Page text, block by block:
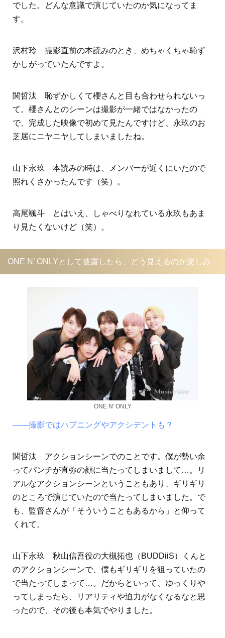
でした。どんな意識で演じていたのか気になってま
す。
沢村玲 撮影直前の本読みのとき、めちゃくちゃ恥ず
かしがっていたんですよ。
関哲汰 恥ずかしくて櫻さんと目も合わせられないっ
て。櫻さんとのシーンは撮影が一緒ではなかったの
で、完成した映像で初めて見たんですけど、永玖のお
芝居にニヤニヤしてしまいましたね。
山下永玖 本読みの時は、メンバーが近くにいたので
照れくさかったんです（笑）。
高尾颯斗 とはいえ、しゃべりなれている永玖もあま
り見たくないけど（笑）。
ONE N’ ONLYとして披露したら、どう見えるのか楽しみ
ONE N' ONLY
――撮影ではハプニングやアクシデントも？
関哲汰 アクションシーンでのことです。僕が勢い余
ってパンチが直弥の顔に当たってしまいまして…。リ
アルなアクションシーンということもあり、ギリギリ
のところで演じていたので当たってしまいました。で
も、監督さんが「そういうこともあるから」と仰って
くれて。
山下永玖 秋山信吾役の大槻拓也（BUDDiiS）くんと
のアクションシーンで、僕もギリギリを狙っていたの
で当たってしまって…。だからといって、ゆっくりや
ってしまったら、リアリティや迫力がなくなるなと思
ったので、その後も本気でやりました。